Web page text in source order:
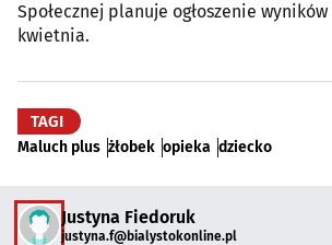
Społecznej planuje ogłoszenie
kwietnia.
TAGI
Maluch plus żłobek opieka dziecko
Justyna Fiedoruk
justyna.f@bialystokonline.pl